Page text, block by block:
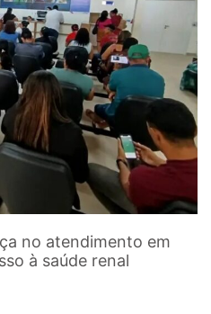
no atendimento em
à saúde renal